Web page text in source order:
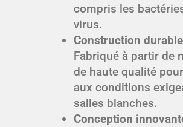
compris les
virus.
Construction durable
Fabriqué à partir de
de haute qualité
aux conditions
salles blanches.
Conception